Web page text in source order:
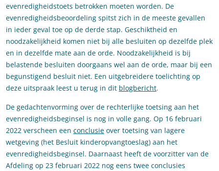
evenredigheidstoets betrokken moeten worden. De
evenredigheidsbeoordeling spitst zich in de meeste gevallen
in ieder geval toe op de derde stap. Geschiktheid en
noodzakelijkheid komen niet bij alle besluiten op dezelfde plek
en in dezelfde mate aan de orde. Noodzakelijkheid is bij
belastende besluiten doorgaans wel aan de orde, maar bij een
begunstigend besluit niet. Een uitgebreidere toelichting op
deze uitspraak leest u terug in dit blogbericht.
De gedachtenvorming over de rechterlijke toetsing aan het
evenredigheidsbeginsel is nog in volle gang. Op 16 februari
2022 verscheen een conclusie over toetsing van lagere
wetgeving (het Besluit kinderopvangtoeslag) aan het
evenredigheidsbeginsel. Daarnaast heeft de voorzitter van de
Afdeling op 23 februari 2022 nog eens twee conclusies